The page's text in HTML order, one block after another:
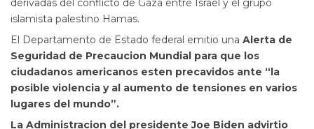
derivadas del conflicto de Gaza entre Israel y el grupo
islamista palestino Hamas.
El Departamento de Estado federal emitio una Alerta de
Seguridad de Precaucion Mundial para que los
ciudadanos americanos esten precavidos ante “la
posible violencia y al aumento de tensiones en varios
lugares del mundo”.
La Administracion del presidente Joe Biden advirtio